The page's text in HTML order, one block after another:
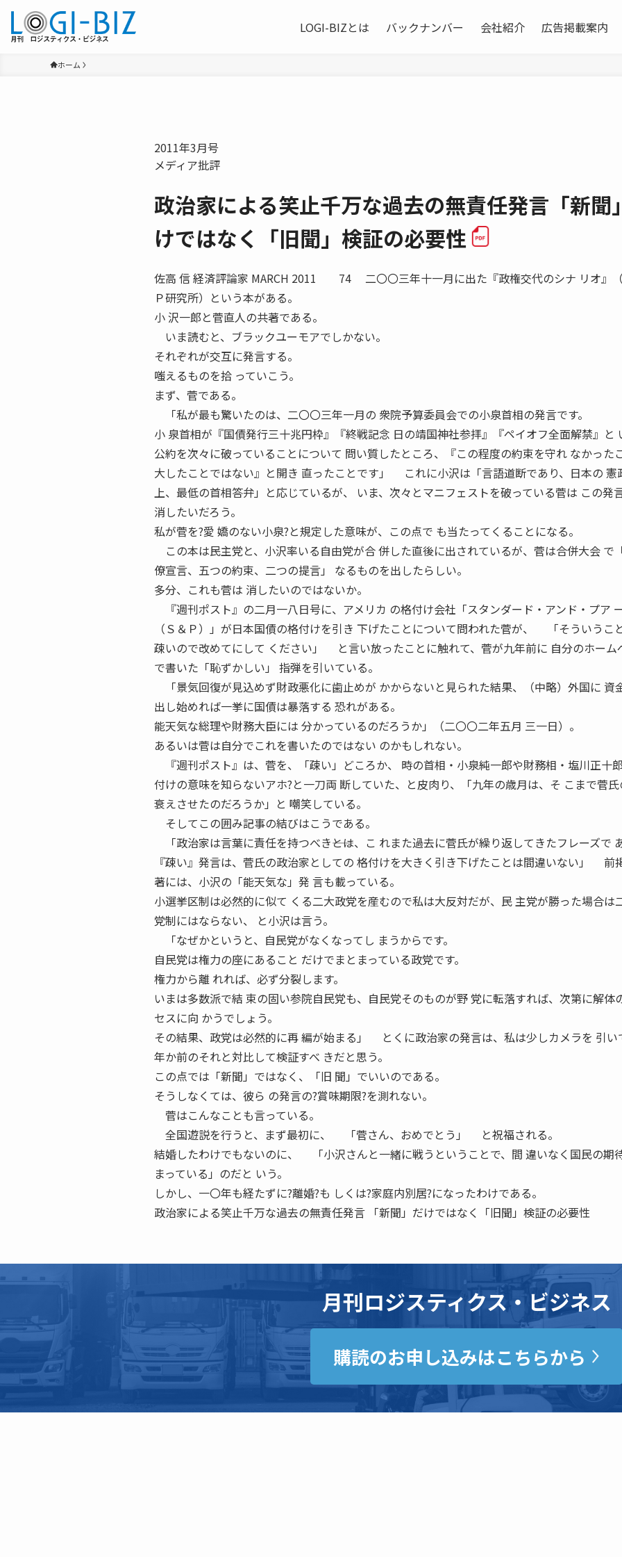
LOGI-BIZとは バックナンバー 会社紹介 広告掲載案内
ホーム
2011年3月号
メディア批評
政治家による笑止千万な過去の無責任発言「新聞
けではなく「旧聞」検証の必要性
佐高 信 経済評論家 MARCH 2011 74 二〇〇三年十一月に出た『政権交代のシナ リオ』
Ｐ研究所）という本がある。
小 沢一郎と菅直人の共著である。
いま読むと、ブラックユーモアでしかない。
それぞれが交互に発言する。
嗤えるものを拾 っていこう。
まず、菅である。
「私が最も驚いたのは、二〇〇三年一月の 衆院予算委員会での小泉首相の発言です。
小 泉首相が『国債発行三十兆円枠』『終戦記念 日の靖国神社参拝』『ペイオフ全面解禁』と
公約を次々に破っていることについて 問い質したところ、『この程度の約束を守れ なかった
大したことではない』と開き 直ったことです」 これに小沢は「言語道断であり、日本の 憲
上、最低の首相答弁」と応じているが、 いま、次々とマニフェストを破っている菅は この発
消したいだろう。
私が菅を?愛 嬌のない小泉?と規定した意味が、この点で も当たってくることになる。
この本は民主党と、小沢率いる自由党が合 併した直後に出されているが、菅は合併大会 で
僚宣言、五つの約束、二つの提言」 なるものを出したらしい。
多分、これも菅は 消したいのではないか。
『週刊ポスト』の二月一八日号に、アメリカ の格付け会社「スタンダード・アンド・プア
（Ｓ＆Ｐ）」が日本国債の格付けを引き 下げたことについて問われた菅が、 「そういうこ
疎いので改めてにして ください」 と言い放ったことに触れて、菅が九年前に 自分のホーム
で書いた「恥ずかしい」 指弾を引いている。
「景気回復が見込めず財政悪化に歯止めが かからないと見られた結果、（中略）外国に 資
出し始めれば一挙に国債は暴落する 恐れがある。
能天気な総理や財務大臣には 分かっているのだろうか」（二〇〇二年五月 三一日）。
あるいは菅は自分でこれを書いたのではない のかもしれない。
『週刊ポスト』は、菅を、「疎い」どころか、 時の首相・小泉純一郎や財務相・塩川正十
付けの意味を知らないアホ?と一刀両 断していた、と皮肉り、「九年の歳月は、そ こまで菅氏
衰えさせたのだろうか」と 嘲笑している。
そしてこの囲み記事の結びはこうである。
「政治家は言葉に責任を持つべき――とは、こ れまた過去に菅氏が繰り返してきたフレーズで
『疎い』発言は、菅氏の政治家としての 格付けを大きく引き下げたことは間違いない」 前
著には、小沢の「能天気な」発 言も載っている。
小選挙区制は必然的に似て くる二大政党を産むので私は大反対だが、民 主党が勝った場合は
党制にはならない、 と小沢は言う。
「なぜかというと、自民党がなくなってし まうからです。
自民党は権力の座にあること だけでまとまっている政党です。
権力から離 れれば、必ず分裂します。
いまは多数派で結 束の固い参院自民党も、自民党そのものが野 党に転落すれば、次第に解体
セスに向 かうでしょう。
その結果、政党は必然的に再 編が始まる」 とくに政治家の発言は、私は少しカメラを 引い
年か前のそれと対比して検証すべ きだと思う。
この点では「新聞」ではなく、「旧 聞」でいいのである。
そうしなくては、彼ら の発言の?賞味期限?を測れない。
菅はこんなことも言っている。
全国遊説を行うと、まず最初に、 「菅さん、おめでとう」 と祝福される。
結婚したわけでもないのに、 「小沢さんと一緒に戦うということで、間 違いなく国民の期
まっている」のだと いう。
しかし、一〇年も経たずに?離婚?も しくは?家庭内別居?になったわけである。
政治家による笑止千万な過去の無責任発言 「新聞」だけではなく「旧聞」検証の必要性
月刊ロジスティクス・ビジネス
購読のお申し込みはこちらから